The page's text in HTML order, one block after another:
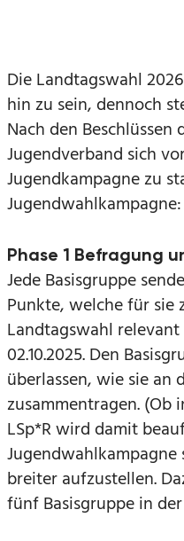
Die Landtagswahl
hin zu sein, dennoch
Nach den
Jugendverband sich
Jugendkampagne zu
Jugendwahlkampagne:
Phase 1 Befragung
Jede Basisgruppe
Punkte, welche für sie
Landtagswahl
02.10.2025. Den
überlassen, wie sie an
zusammentragen. (Ob
LSp*R wird damit
breiter aufzustellen.
fünf Basisgruppe in